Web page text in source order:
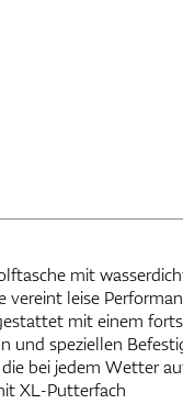
mit
vereint leise
mit einem
und speziellen
bei jedem Wetter
XL-Putterfach